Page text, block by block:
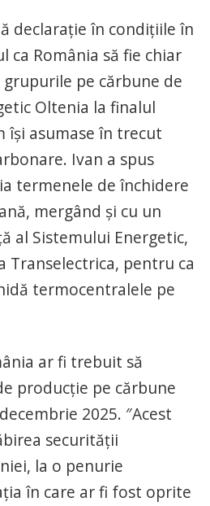
declarație în condițiile în
ca România să fie chiar
pe cărbune de
Oltenia la finalul
își asumase în trecut
Ivan a spus
termenele de închidere
mergând și cu un
al Sistemului Energetic,
Transelectrica, pentru ca
termocentralele pe
ar fi trebuit să
producție pe cărbune
2025. ″Acest
securității
la o penurie
în care ar fi fost oprite